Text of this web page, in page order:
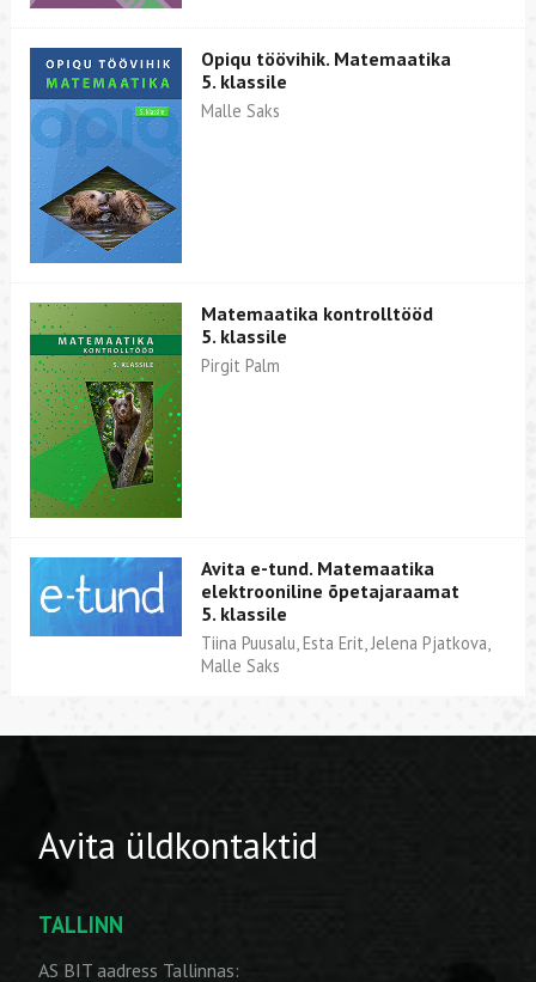
Opiqu töövihik. Matemaatika
5. klassile
Malle Saks
Matemaatika kontrolltööd
5. klassile
Pirgit Palm
Avita e-tund. Matemaatika
elektrooniline õpetajaraamat
5. klassile
Tiina Puusalu, Esta Erit, Jelena Pjatkova,
Malle Saks
Avita üldkontaktid
TALLINN
AS BIT aadress Tallinnas: